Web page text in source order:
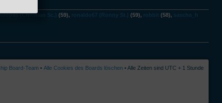
(Christian Sc.) (59), ronaldo67 (Ronny St.) (59), robbit (58), sascha_h
Board-Team • Alle Cookies des Boards löschen • Alle Zeiten sind UTC + 1 Stunde